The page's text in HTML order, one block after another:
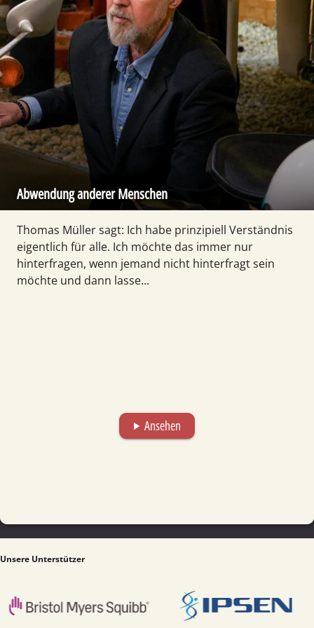
Abwendung anderer Menschen
Thomas Müller sagt: Ich habe prinzipiell Verständnis
eigentlich für alle. Ich möchte das immer nur
hinterfragen, wenn jemand nicht hinterfragt sein
möchte und dann lasse...
play_arrow Ansehen
Unsere Unterstützer